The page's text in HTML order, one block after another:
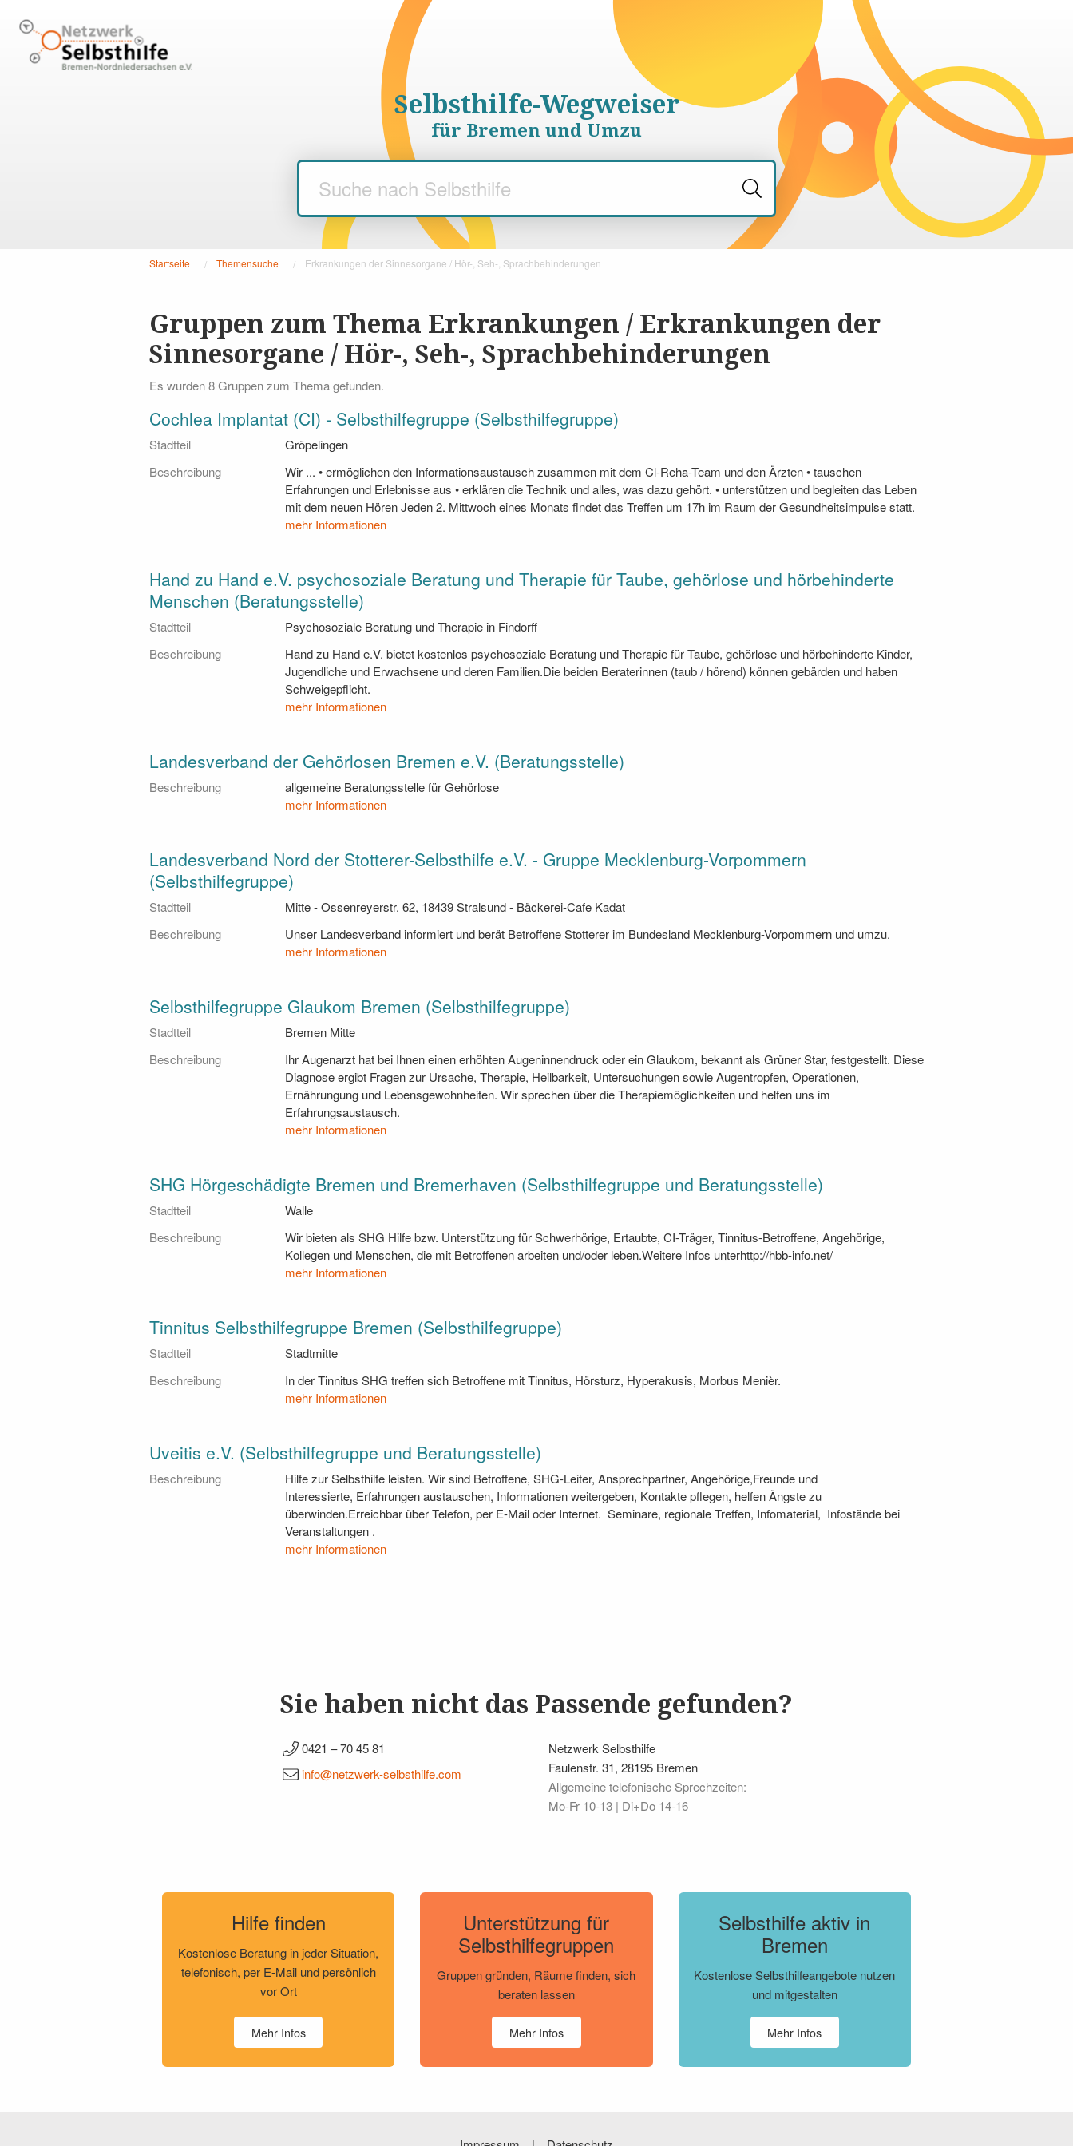
Selbsthilfe-Wegweiser
für Bremen und Umzu
Startseite Themensuche
Aktuelle
Erkrankungen der Sinnesorgane / Hör-, Seh-, Sprachbehinderungen
Gruppen zum Thema Erkrankungen / Erkrankungen der
Sinnesorgane / Hör-, Seh-, Sprachbehinderungen
Es wurden 8 Gruppen zum Thema gefunden.
Cochlea Implantat (CI) - Selbsthilfegruppe (Selbsthilfegruppe)
Stadtteil
Gröpelingen
Beschreibung
Wir ... • ermöglichen den Informationsaustausch zusammen mit dem Cl-Reha-Team und den Ärzten • tauschen
Erfahrungen und Erlebnisse aus • erklären die Technik und alles, was dazu gehört. • unterstützen und begleiten das Leben
mit dem neuen Hören Jeden 2. Mittwoch eines Monats findet das Treffen um 17h im Raum der Gesundheitsimpulse statt.
mehr Informationen
Hand zu Hand e.V. psychosoziale Beratung und Therapie für Taube, gehörlose und hörbehinderte
Menschen (Beratungsstelle)
Stadtteil
Psychosoziale Beratung und Therapie in Findorff
Beschreibung
Hand zu Hand e.V. bietet kostenlos psychosoziale Beratung und Therapie für Taube, gehörlose und hörbehinderte Kinder,
Jugendliche und Erwachsene und deren Familien.Die beiden Beraterinnen (taub / hörend) können gebärden und haben
Schweigepflicht.
mehr Informationen
Landesverband der Gehörlosen Bremen e.V. (Beratungsstelle)
Beschreibung
allgemeine Beratungsstelle für Gehörlose
mehr Informationen
Landesverband Nord der Stotterer-Selbsthilfe e.V. - Gruppe Mecklenburg-Vorpommern
(Selbsthilfegruppe)
Stadtteil
Mitte - Ossenreyerstr. 62, 18439 Stralsund - Bäckerei-Cafe Kadat
Beschreibung
Unser Landesverband informiert und berät Betroffene Stotterer im Bundesland Mecklenburg-Vorpommern und umzu.
mehr Informationen
Selbsthilfegruppe Glaukom Bremen (Selbsthilfegruppe)
Stadtteil
Bremen Mitte
Beschreibung
Ihr Augenarzt hat bei Ihnen einen erhöhten Augeninnendruck oder ein Glaukom, bekannt als Grüner Star, festgestellt. Diese
Diagnose ergibt Fragen zur Ursache, Therapie, Heilbarkeit, Untersuchungen sowie Augentropfen, Operationen,
Ernährungung und Lebensgewohnheiten. Wir sprechen über die Therapiemöglichkeiten und helfen uns im
Erfahrungsaustausch.
mehr Informationen
SHG Hörgeschädigte Bremen und Bremerhaven (Selbsthilfegruppe und Beratungsstelle)
Stadtteil
Walle
Beschreibung
Wir bieten als SHG Hilfe bzw. Unterstützung für Schwerhörige, Ertaubte, CI-Träger, Tinnitus-Betroffene, Angehörige,
Kollegen und Menschen, die mit Betroffenen arbeiten und/oder leben.Weitere Infos unterhttp://hbb-info.net/
mehr Informationen
Tinnitus Selbsthilfegruppe Bremen (Selbsthilfegruppe)
Stadtteil
Stadtmitte
Beschreibung
In der Tinnitus SHG treffen sich Betroffene mit Tinnitus, Hörsturz, Hyperakusis, Morbus Menièr.
mehr Informationen
Uveitis e.V. (Selbsthilfegruppe und Beratungsstelle)
Beschreibung
Hilfe zur Selbsthilfe leisten. Wir sind Betroffene, SHG-Leiter, Ansprechpartner, Angehörige,Freunde und
Interessierte, Erfahrungen austauschen, Informationen weitergeben, Kontakte pflegen, helfen Ängste zu
überwinden.Erreichbar über Telefon, per E-Mail oder Internet. Seminare, regionale Treffen, Infomaterial, Infostände bei
Veranstaltungen .
mehr Informationen
Sie haben nicht das Passende gefunden?
0421 – 70 45 81
info@netzwerk-selbsthilfe.com
Netzwerk Selbsthilfe
Faulenstr. 31, 28195 Bremen
Allgemeine telefonische Sprechzeiten:
Mo‐Fr 10‐13 | Di+Do 14‐16
Hilfe finden
Kostenlose Beratung in jeder Situation,
telefonisch, per E-Mail und persönlich
vor Ort
Mehr Infos
Unterstützung für
Selbsthilfegruppen
Gruppen gründen, Räume finden, sich
beraten lassen
Mehr Infos
Selbsthilfe aktiv in
Bremen
Kostenlose Selbsthilfeangebote nutzen
und mitgestalten
Mehr Infos